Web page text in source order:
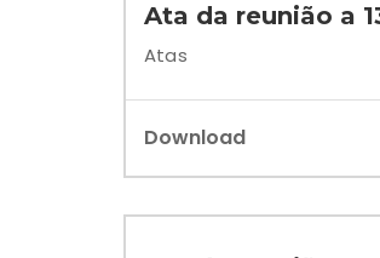
Ata da reunião a
Atas
Download